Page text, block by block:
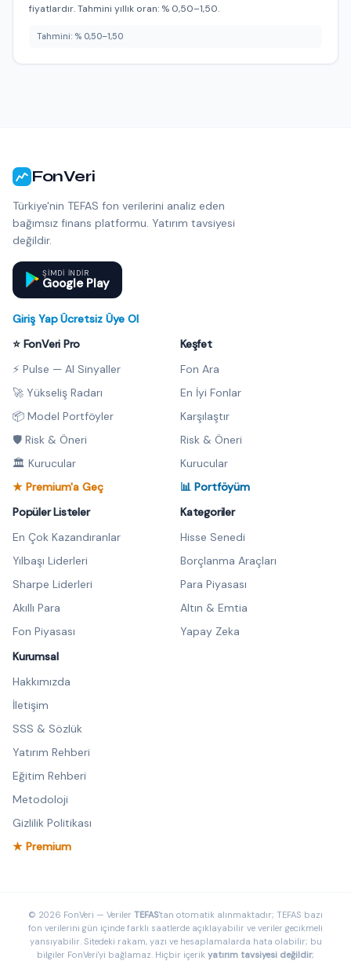
fiyatlardır. Tahmini yıllık oran: % 0,50–1,50.
Tahmini: % 0,50–1,50
FonVeri
Türkiye'nin TEFAS fon verilerini analiz eden
bağımsız finans platformu. Yatırım tavsiyesi
değildir.
ŞIMDI INDIR
Google Play
Giriş Yap·Ücretsiz Üye Ol
⭐ FonVeri Pro
⚡ Pulse — AI Sinyaller
🚀 Yükseliş Radarı
📦 Model Portföyler
🛡️ Risk & Öneri
🏛️ Kurucular
★ Premium'a Geç
Keşfet
Fon Ara
En İyi Fonlar
Karşılaştır
Risk & Öneri
Kurucular
📊 Portföyüm
Popüler Listeler
En Çok Kazandıranlar
Yılbaşı Liderleri
Sharpe Liderleri
Akıllı Para
Fon Piyasası
Kategoriler
Hisse Senedi
Borçlanma Araçları
Para Piyasası
Altın & Emtia
Yapay Zeka
Kurumsal
Hakkımızda
İletişim
SSS & Sözlük
Yatırım Rehberi
Eğitim Rehberi
Metodoloji
Gizlilik Politikası
★ Premium
© 2026 FonVeri — Veriler TEFAS'tan otomatik alınmaktadır; TEFAS bazı
fon verilerini gün içinde farklı saatlerde açıklayabilir ve veriler gecikmeli
yansıyabilir. Sitedeki rakam, yazı ve hesaplamalarda hata olabilir; bu
bilgiler FonVeri'yi bağlamaz. Hiçbir içerik yatırım tavsiyesi değildir;